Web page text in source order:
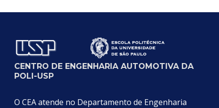
CENTRO DE ENGENHARIA AUTOMOTIVA DA
POLI-USP
O CEA atende no Departamento de Engenharia